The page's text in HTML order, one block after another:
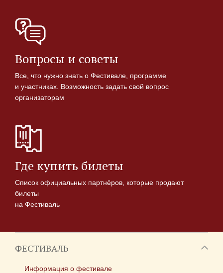
Вопросы и советы
Все, что нужно знать о Фестивале, программе
и участниках. Возможность задать свой вопрос
организаторам
Где купить билеты
Список официальных партнёров, которые продают
билеты
на Фестиваль
ФЕСТИВАЛЬ
Информация о фестивале